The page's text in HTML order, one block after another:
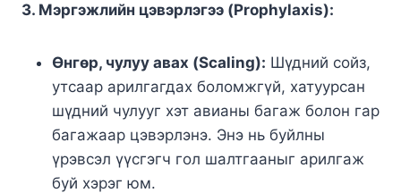
3. Мэргэжлийн цэвэрлэгээ (Prophylaxis):
Өнгөр, чулуу авах (Scaling): Шүдний сойз,
утсаар арилгагдах боломжгүй, хатуурсан
шүдний чулууг хэт авианы багаж болон гар
багажаар цэвэрлэнэ. Энэ нь буйлны
үрэвсэл үүсгэгч гол шалтгааныг арилгаж
буй хэрэг юм.